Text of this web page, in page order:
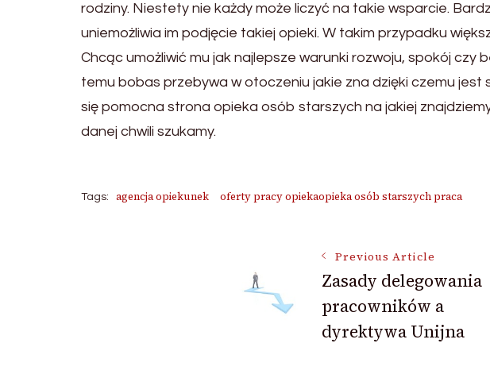
rodziny. Niestety nie każdy może liczyć na takie wsparcie.
uniemożliwia im podjęcie takiej opieki. W takim przypadku
Chcąc umożliwić mu jak najlepsze warunki rozwoju, spokój czy
temu bobas przebywa w otoczeniu jakie zna dzięki czemu
się pomocna strona opieka osób starszych na jakiej
danej chwili szukamy.
Tags: agencja opiekunek oferty pracy opiekaopieka osób starszych praca
Post
Navigation
Previous Article
Zasady delegowania
pracowników a
dyrektywa Unijna